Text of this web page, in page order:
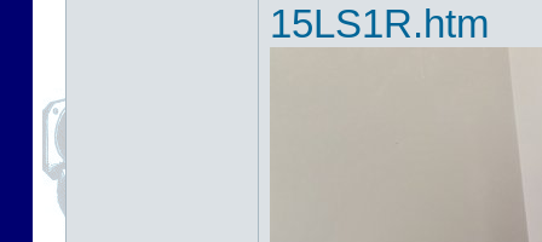
15LS1R.htm